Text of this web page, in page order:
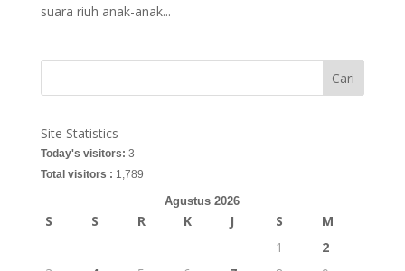
suara riuh anak-anak...
Cari
Site Statistics
Today's visitors: 3
Total visitors : 1,789
Agustus 2026
S S R K J S
M
1
2